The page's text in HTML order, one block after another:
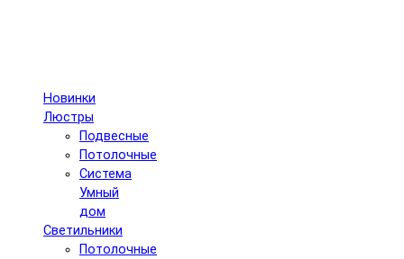
Новинки
Люстры
Подвесные
Потолочные
Система
Умный
дом
Светильники
Потолочные